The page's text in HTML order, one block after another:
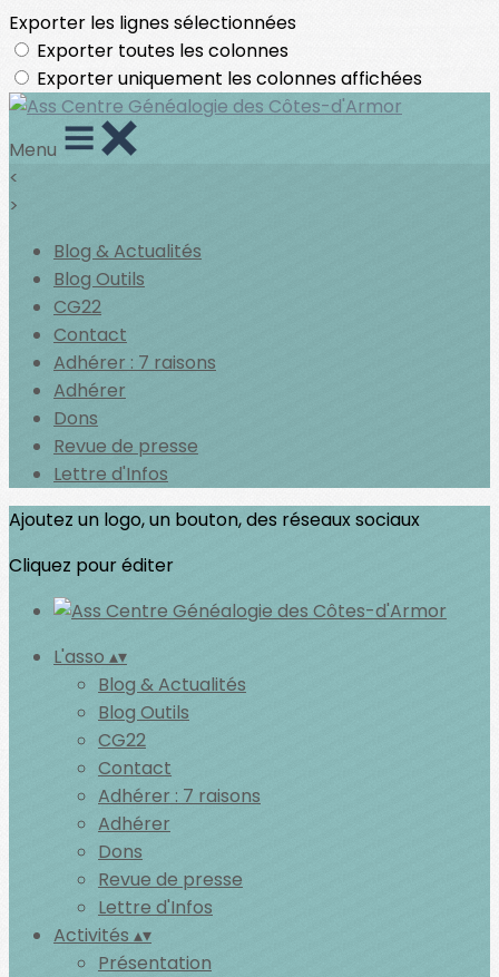
Exporter les lignes sélectionnées
Exporter toutes les colonnes
Exporter uniquement les colonnes affichées
Menu
<
>
Blog & Actualités
Blog Outils
CG22
Contact
Adhérer : 7 raisons
Adhérer
Dons
Revue de presse
Lettre d'Infos
Ajoutez un logo, un bouton, des réseaux sociaux
Cliquez pour éditer
L'asso ▴▾
Blog & Actualités
Blog Outils
CG22
Contact
Adhérer : 7 raisons
Adhérer
Dons
Revue de presse
Lettre d'Infos
Activités ▴▾
Présentation